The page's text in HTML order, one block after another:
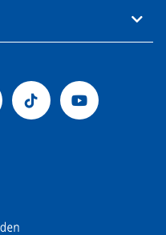
Tiktok Youtube